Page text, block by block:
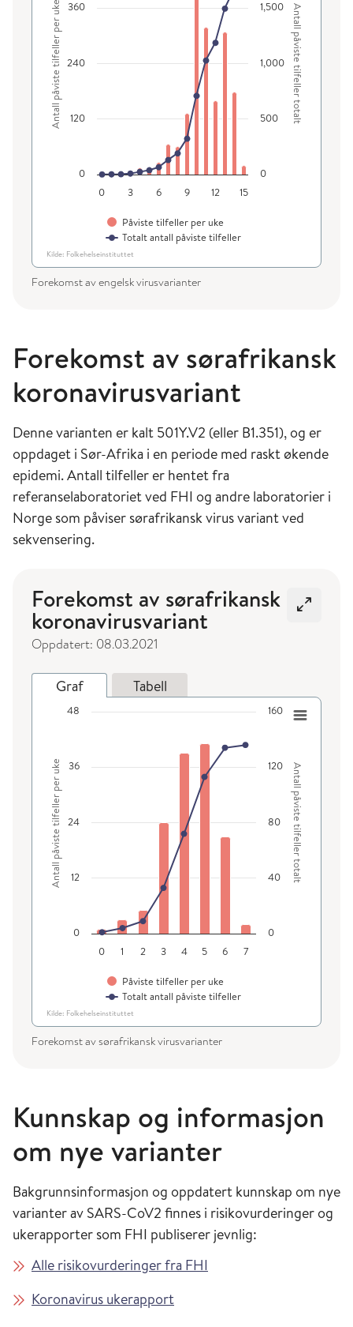
Vis som datatabell, Diagram
Diagrammet har 1 X-akse som viser categories.
Diagrammet har 2 Y-akser som viser Antall påviste
Antall påviste tilfeller per uke Antall påviste tilfeller totalt
Påviste tilfeller per uke
Totalt antall påviste tilfeller
0 6 12
3 9 15
0
120
240
360
0
500
1,000
1,500
Kilde: Folkehelseinstituttet
Slutt på interaktivt diagram.
Forekomst av engelsk virusvarianter
Forekomst av sørafrikansk
koronavirusvariant
Denne varianten er kalt 501Y.V2 (eller B1.351), og er
oppdaget i Sør-Afrika i en periode med raskt økende
epidemi. Antall tilfeller er hentet fra
referanselaboratoriet ved FHI og andre laboratorier i
Norge som påviser sørafrikansk virus variant ved
sekvensering.
Forekomst av sørafrikansk
koronavirusvariant
Oppdatert: 08.03.2021
Graf Tabell
Forekomst av sørafrikansk koronavirusvariant
Vis som datatabell, Diagram
Diagrammet har 1 X-akse som viser categories.
Diagrammet har 2 Y-akser som viser Antall påviste
Antall påviste tilfeller per uke Antall påviste tilfeller totalt
Påviste tilfeller per uke
Totalt antall påviste tilfeller
0 1 2 3 4 5 6 7
0
12
24
36
48
0
40
80
120
160
Kilde: Folkehelseinstituttet
Slutt på interaktivt diagram.
Forekomst av sørafrikansk virusvarianter
Kunnskap og informasjon
om nye varianter
Bakgrunnsinformasjon og oppdatert kunnskap om nye
varianter av SARS-CoV2 finnes i risikovurderinger og
ukerapporter som FHI publiserer jevnlig:
Alle risikovurderinger fra FHI
Koronavirus ukerapport